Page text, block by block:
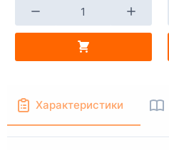
-
Характеристики